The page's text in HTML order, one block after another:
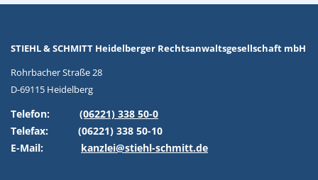
STIEHL & SCHMITT Heidelberger Rechtsanwaltsgesellschaft mbH
Rohrbacher Straße 28
D-69115 Heidelberg
Telefon:
(06221) 338 50-0
Telefax:
(06221) 338 50-10
E-Mail:
kanzlei@stiehl-schmitt.de